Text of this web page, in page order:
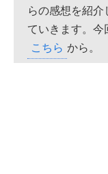
らの感想を紹
ていきます。
こちら から。